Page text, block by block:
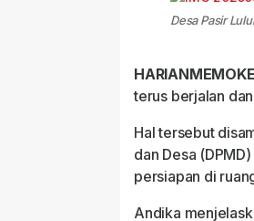
Desa Pasir
terus berjalan
Hal tersebut
dan Desa
persiapan di
Andika